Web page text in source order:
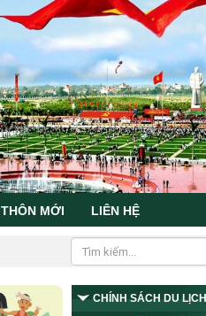
MỚI LIÊN HỆ
CHÍNH SÁCH DU LỊCH